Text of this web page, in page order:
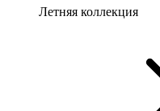
Летняя коллекция